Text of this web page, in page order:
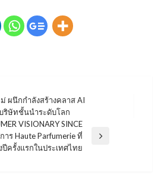
ผนึกกำลังสร้างคลาส AI
ริษัทชั้นนำระดับโลก
VISIONARY SINCE
ร Haute Parfumerie ที่
ครั้งแรกในประเทศไทย